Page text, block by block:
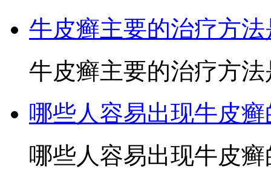
牛皮癣主要的治疗方法
牛皮癣主要的治疗方
哪些人容易出现牛皮癣
哪些人容易出现牛皮